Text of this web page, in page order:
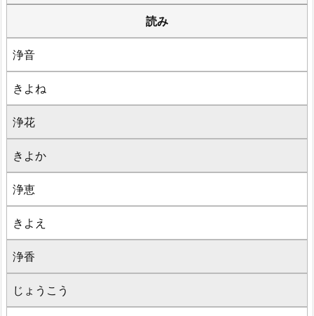
読み
浄音
きよね
浄花
きよか
浄恵
きよえ
浄香
じょうこう